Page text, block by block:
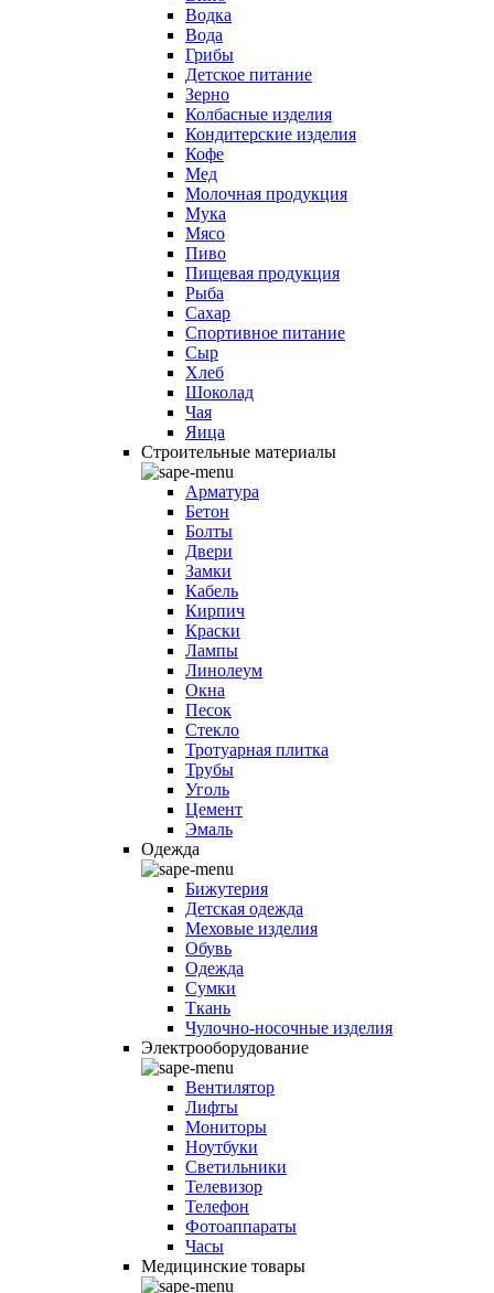
Водка
Вода
Грибы
Детское питание
Зерно
Колбасные изделия
Кондитерские изделия
Кофе
Мед
Молочная продукция
Мука
Мясо
Пиво
Пищевая продукция
Рыба
Сахар
Спортивное питание
Сыр
Хлеб
Шоколад
Чая
Яица
Строительные материалы
Арматура
Бетон
Болты
Двери
Замки
Кабель
Кирпич
Краски
Лампы
Линолеум
Окна
Песок
Стекло
Тротуарная плитка
Трубы
Уголь
Цемент
Эмаль
Одежда
Бижутерия
Детская одежда
Меховые изделия
Обувь
Одежда
Сумки
Ткань
Чулочно-носочные изделия
Электрооборудование
Вентилятор
Лифты
Мониторы
Ноутбуки
Светильники
Телевизор
Телефон
Фотоаппараты
Часы
Медицинские товары